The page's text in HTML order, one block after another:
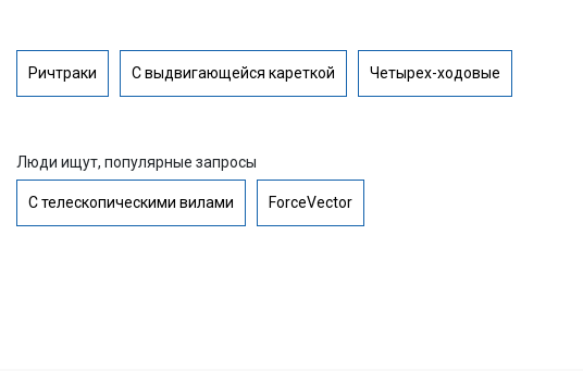
Ричтраки С выдвигающейся кареткой Четырех-ходовые
Люди ищут, популярные запросы
С телескопическими вилами ForceVector